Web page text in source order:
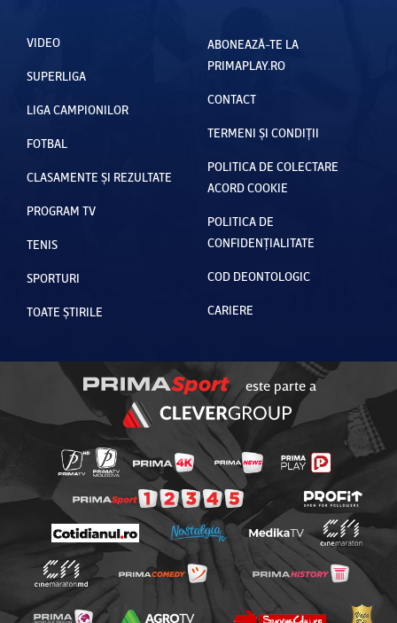
VIDEO
SUPERLIGA
LIGA CAMPIONILOR
FOTBAL
CLASAMENTE ȘI REZULTATE
PROGRAM TV
TENIS
SPORTURI
TOATE ȘTIRILE
ABONEAZĂ-TE LA
PRIMAPLAY.RO
CONTACT
TERMENI ȘI CONDIȚII
POLITICA DE COLECTARE
ACORD COOKIE
POLITICA DE
CONFIDENȚIALITATE
COD DEONTOLOGIC
CARIERE
este parte a